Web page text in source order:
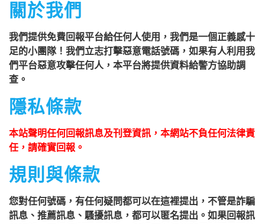
關於我們
我們提供免費回報平台給任何人使用，我們是一個正義感十
足的小團隊！我們立志打擊惡意電話號碼，如果有人利用我
們平台惡意攻擊任何人，本平台將提供資料給警方協助調
查。
隱私條款
本站聲明任何回報訊息及刊登資訊，本網站不負任何法律責
任，請確實回報。
規則與條款
您對任何號碼，有任何疑問都可以在這裡提出，不管是詐騙
訊息、推薦訊息、騷擾訊息，都可以匿名提出。如果回報訊